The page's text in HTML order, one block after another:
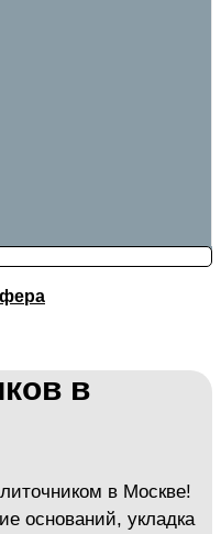
в
в Москве!
оснований, укладка